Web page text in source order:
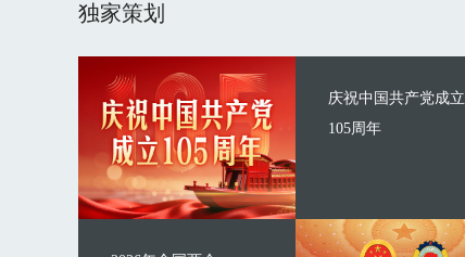
独家策划
庆祝中国共产党成立
105周年